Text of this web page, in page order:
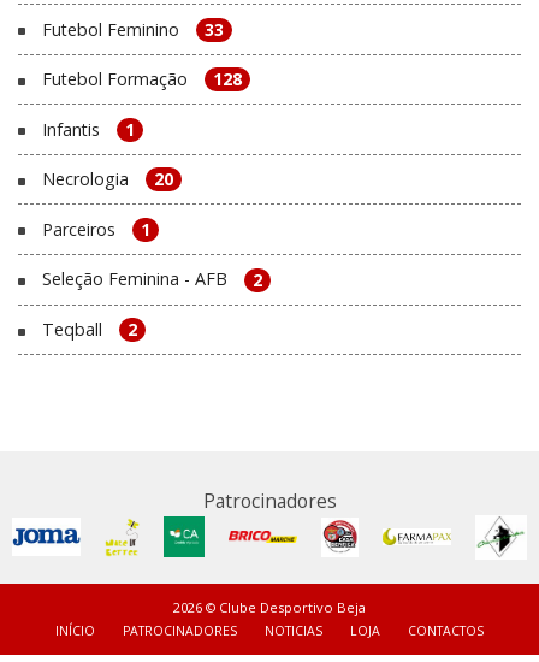
Futebol Feminino 33
Futebol Formação 128
Infantis 1
Necrologia 20
Parceiros 1
Seleção Feminina - AFB 2
Teqball 2
Patrocinadores
2026 © Clube Desportivo Beja
INÍCIO PATROCINADORES NOTICIAS LOJA CONTACTOS